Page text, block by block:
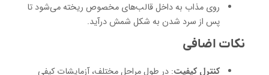
روی مذاب به داخل قالب‌های مخصوص ریخته می‌شود تا
پس از سرد شدن به شکل شمش درآید.
نکات اضافی
کنترل کیفیت: در طول مراحل مختلف، آزمایشات کیفی